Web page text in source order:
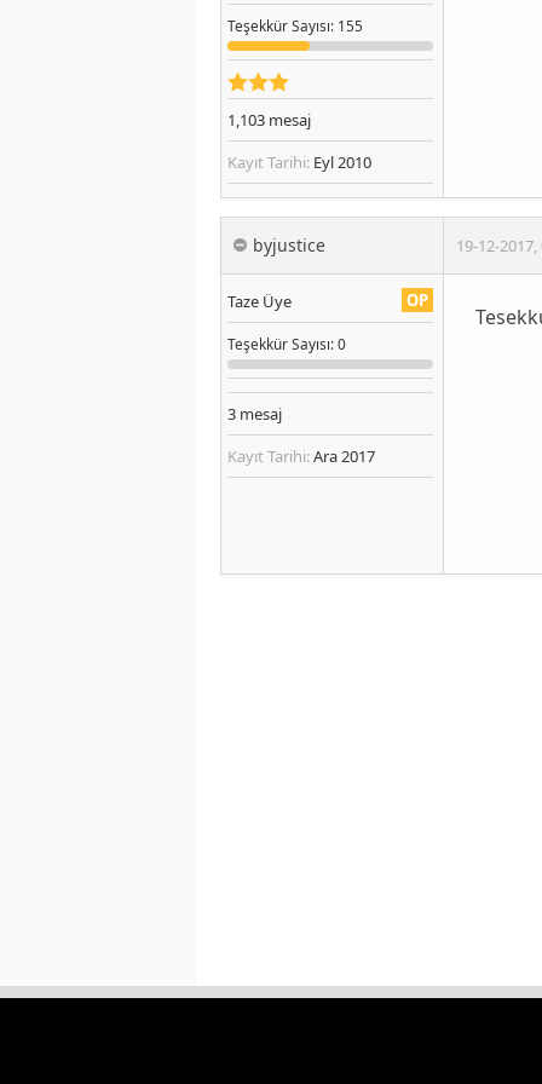
TeşekkürSayısı: 155
1,103 mesaj
Kayıt Tarihi: Eyl 2010
byjustice 19-12-2017,
OP
Taze Üye
TeşekkürSayısı: 0
3 mesaj
Kayıt Tarihi:Ara 2017